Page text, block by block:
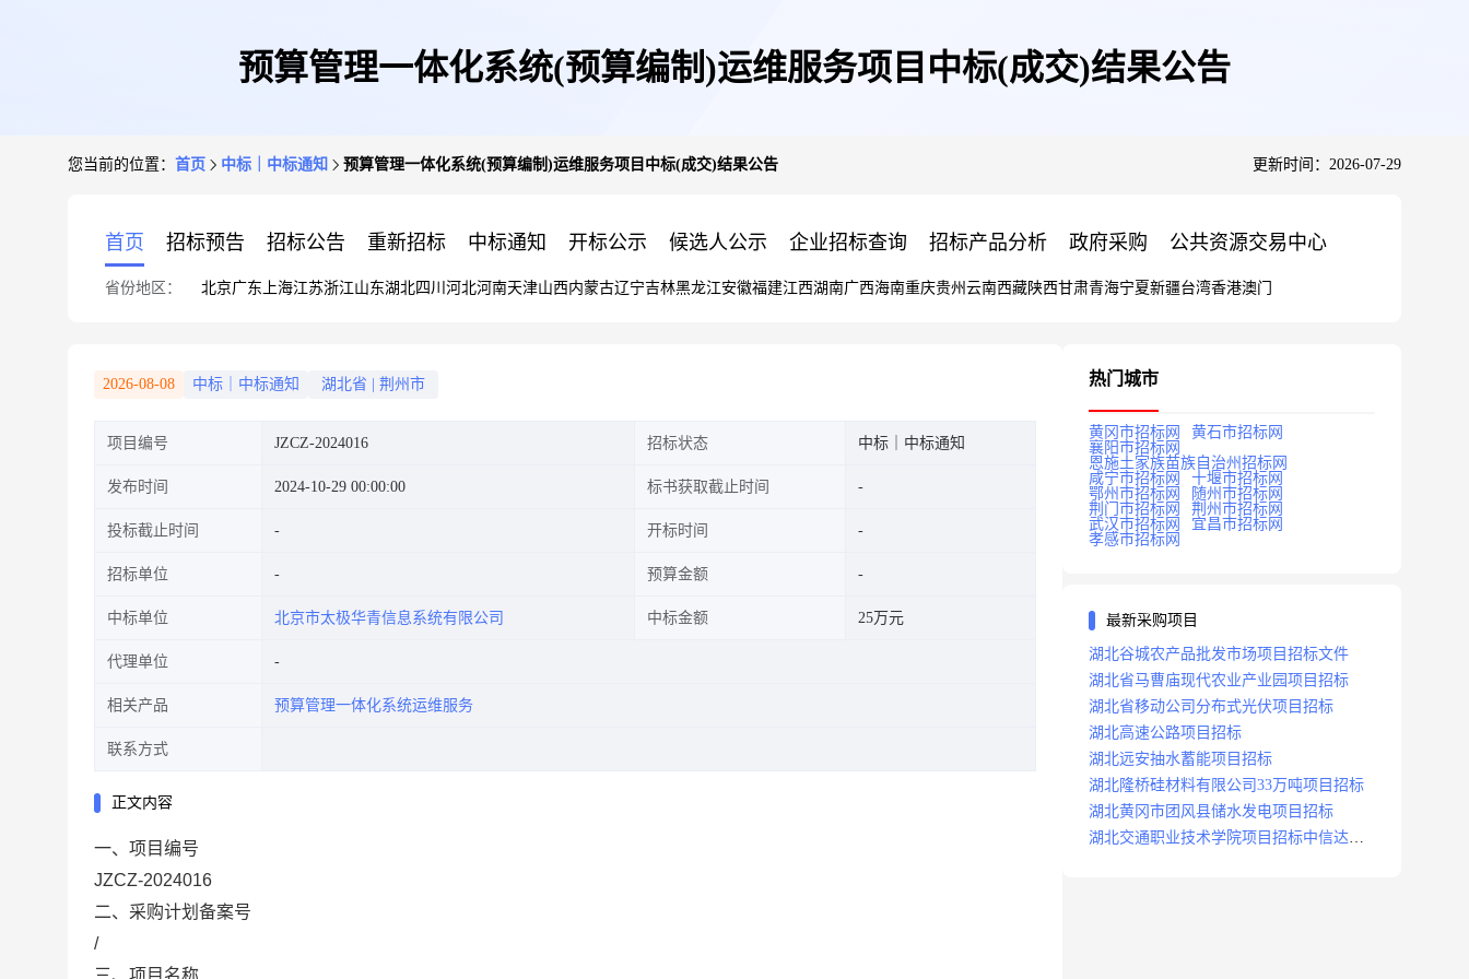
预算管理一体化系统(预算编制)运维服务项目中标(成交)结果公告
您当前的位置： 首页 中标｜中标通知 预算管理一体化系统(预算编制)运维服务项目中标(成交)结果公告 更新时间：2026-07-29
首页 招标预告 招标公告 重新招标 中标通知 开标公示 候选人公示 企业招标查询 招标产品分析 政府采购 公共资源交易中心
省份地区： 北京广东 上海江苏浙江山东湖北四川 河北河南天津山西内蒙古辽宁吉林黑龙江安徽福建江西湖南广西海南重庆贵州 云南西藏陕西甘肃青海宁夏新疆台湾香港澳门
2026-08-08 中标｜中标通知 湖北省 荆州市
项目编号 JZCZ-2024016 招标状态 中标｜中标通知
发布时间 2024-10-29 00:00:00 标书获取截止时间
投标截止时间 开标时间
招标单位 预算金额
中标单位 北京市太极华青信息系统有限公司 中标金额 25万元
代理单位
相关产品 预算管理一体化系统运维服务
联系方式
正文内容
一、项目编号
JZCZ-2024016
二、采购计划备案号
/
三、项目名称
热门城市
黄冈市招标网
黄石市招标网
襄阳市招标网
恩施土家族苗族自治州招标网
咸宁市招标网
十堰市招标网
鄂州市招标网
随州市招标网
荆门市招标网
荆州市招标网
武汉市招标网
宜昌市招标网
孝感市招标网
最新采购项目
湖北谷城农产品批发市场项目招标文件
湖北省马曹庙现代农业产业园项目招标
湖北省移动公司分布式光伏项目招标
湖北高速公路项目招标
湖北远安抽水蓄能项目招标
湖北隆桥硅材料有限公司33万吨项目招标
湖北黄冈市团风县储水发电项目招标
湖北交通职业技术学院项目招标中信达咨